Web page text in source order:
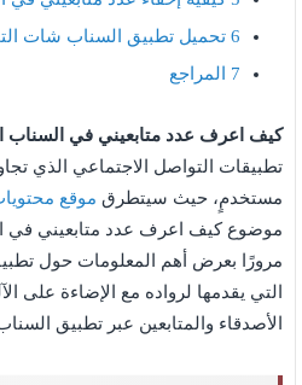
6 تحميل تطبيق السناب شات
7 المراجع
كيف اعرف عدد متابعيني في السناب
مستخدمٍ، حيث سيتطرق موقع
مرورًا بعرض أهم المعلومات حول
التي يقدمها لرواده مع الإضاءة على
الأصدقاء والمتابعين عبر تطبيق